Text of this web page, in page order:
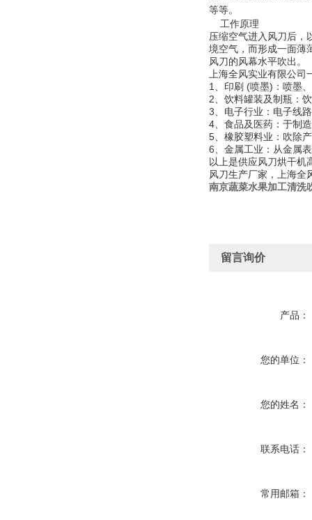
等等。
工作原理
压缩空气进入风刀后，
境空气，而形成一面薄
风刀的风幕水平吹出。
上海全风实业有限公
1、印刷 (喷墨)：喷墨
2、饮料罐装及制瓶：
3、电子行业：电子线
4、食品及医药：于制
5、橡胶塑料业：吹除
6、金属工业：从金属
以上是供应风刀烘干机
风刀生产厂家，上海全
南京蔬菜水果加工清洗
留言询价
产品：
您的单位：
您的姓名：
联系电话：
常用邮箱：